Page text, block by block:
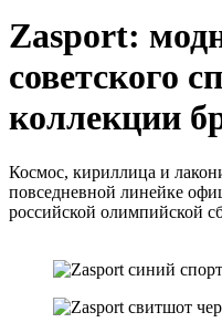
Zasport:
советского
коллекции
Космос, кириллица и
повседневной линейке
российской олимпийской